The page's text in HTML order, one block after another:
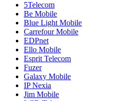
5Telecom
Be Mobile
Blue Light Mobile
Carrefour Mobile
EDPnet
Ello Mobile
Esprit Telecom
Fuzer
Galaxy Mobile
IP Nexia
Jim Mobile